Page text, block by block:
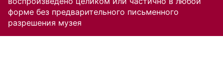
форме без предварительного письменного
разрешения музея